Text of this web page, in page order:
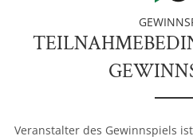
Veranstalter des Gewinnspiels